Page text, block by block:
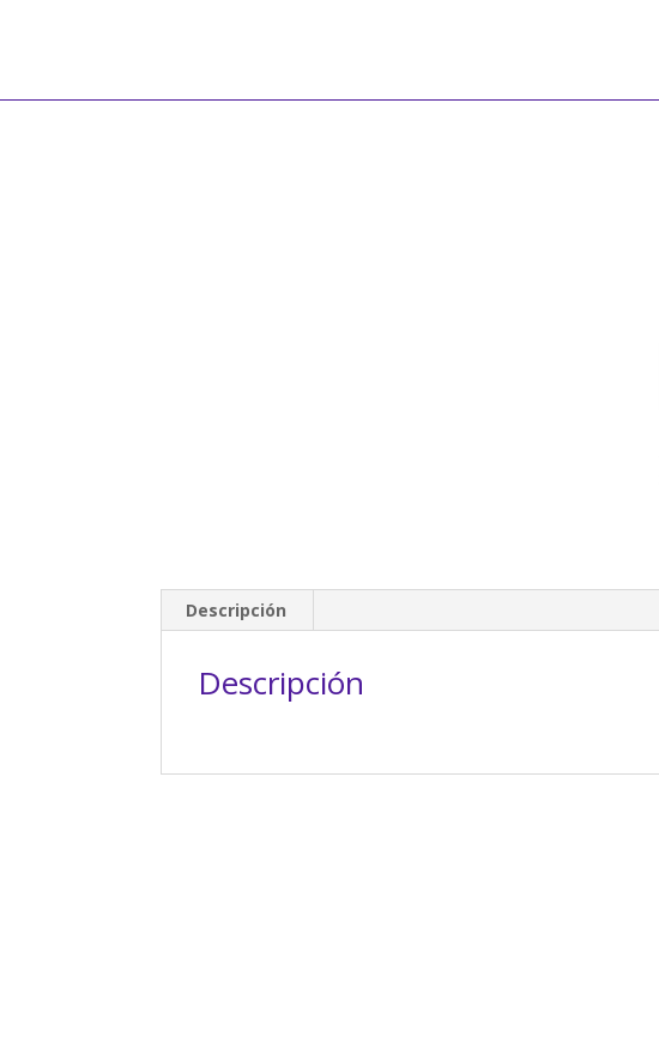
Descripción
Descripción